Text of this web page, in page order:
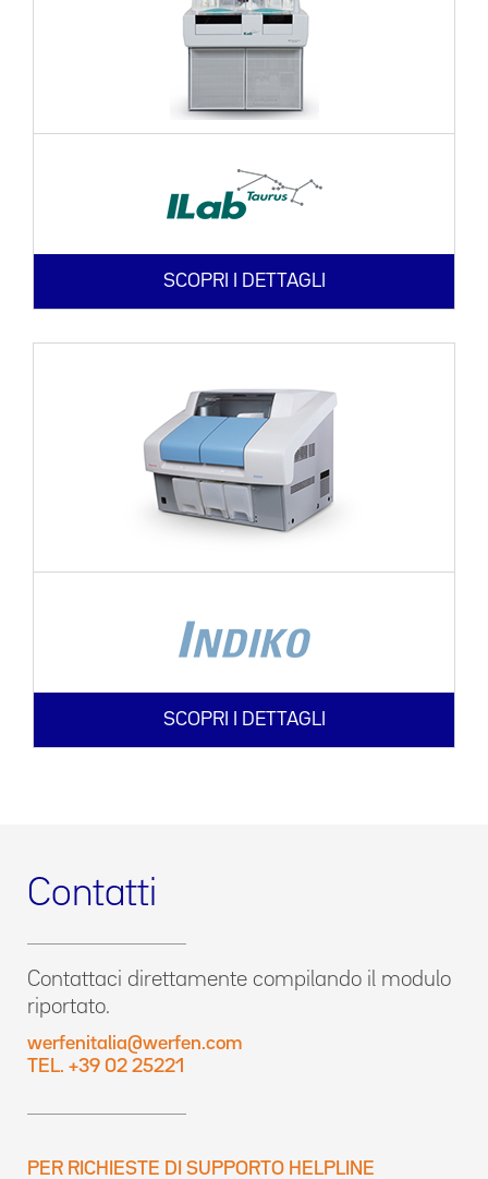
SCOPRI I DETTAGLI
SCOPRI I DETTAGLI
Contatti
Contattaci direttamente compilando il modulo
riportato.
werfenitalia@werfen.com
TEL. +39 02 25221
PER RICHIESTE DI SUPPORTO HELPLINE